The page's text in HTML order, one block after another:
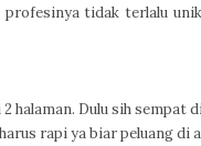
profesinya tidak terlalu
halaman. Dulu sih sempat
rapi ya biar peluang di